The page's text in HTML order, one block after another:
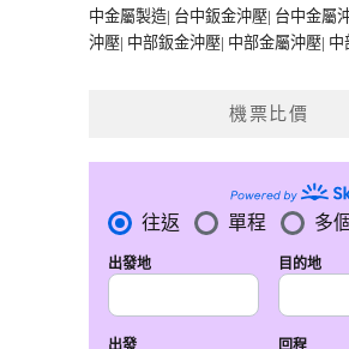
中金屬製造| 台中鈑金沖壓| 台中金屬
沖壓| 中部鈑金沖壓| 中部金屬沖壓| 中
機票比價